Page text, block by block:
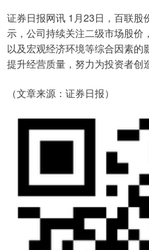
证券日报网讯 1月23日，百联股
示，公司持续关注二级市场股价
以及宏观经济环境等综合因素的
提升经营质量，努力为投资者创
（文章来源：证券日报）